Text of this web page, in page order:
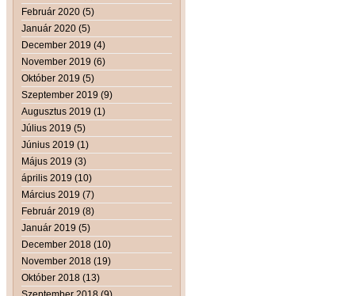
Február 2020 (5)
Január 2020 (5)
December 2019 (4)
November 2019 (6)
Október 2019 (5)
Szeptember 2019 (9)
Augusztus 2019 (1)
Július 2019 (5)
Június 2019 (1)
Május 2019 (3)
április 2019 (10)
Március 2019 (7)
Február 2019 (8)
Január 2019 (5)
December 2018 (10)
November 2018 (19)
Október 2018 (13)